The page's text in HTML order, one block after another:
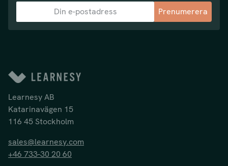
Prenumerera
Learnesy AB
Katarinavägen 15
116 45 Stockholm
sales@learnesy.com
+46 733-30 20 60